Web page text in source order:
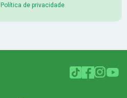
Política de privacidade